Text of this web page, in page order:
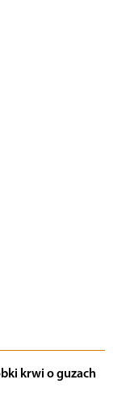
krwi o guzach